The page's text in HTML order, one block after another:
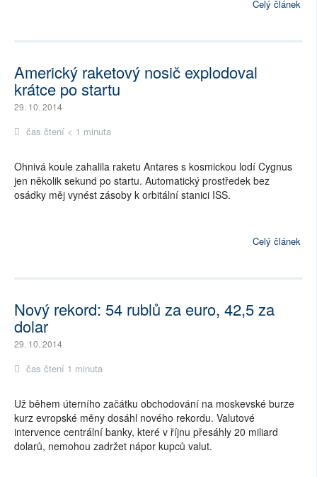
Celý článek
Americký raketový nosič explodoval
krátce po startu
29. 10. 2014
čas čtení < 1 minuta
Ohnivá koule zahalila raketu Antares s kosmickou lodí Cygnus
jen několik sekund po startu. Automatický prostředek bez
osádky měj vynést zásoby k orbitální stanici ISS.
Celý článek
Nový rekord: 54 rublů za euro, 42,5 za
dolar
29. 10. 2014
čas čtení 1 minuta
Už během úterního začátku obchodování na moskevské burze
kurz evropské měny dosáhl nového rekordu. Valutové
intervence centrální banky, které v říjnu přesáhly 20 miliard
dolarů, nemohou zadržet nápor kupců valut.